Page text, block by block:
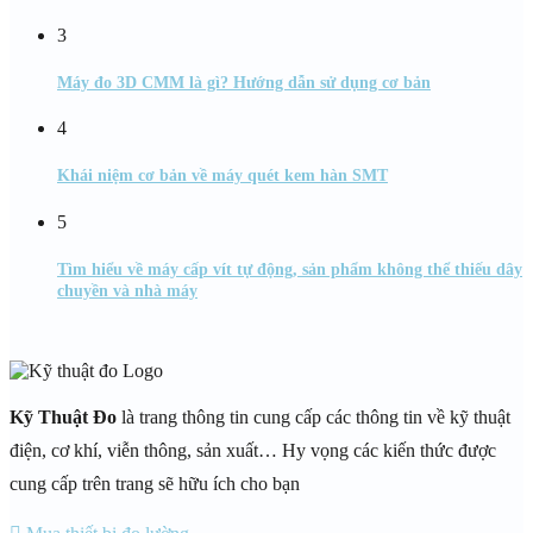
3
Máy đo 3D CMM là gì? Hướng dẫn sử dụng cơ bản
4
Khái niệm cơ bản về máy quét kem hàn SMT
5
Tìm hiểu về máy cấp vít tự động, sản phẩm không thể thiếu dây
chuyền và nhà máy
Kỹ Thuật Đo là trang thông tin cung cấp các thông tin về kỹ thuật
điện, cơ khí, viễn thông, sản xuất… Hy vọng các kiến thức được
cung cấp trên trang sẽ hữu ích cho bạn